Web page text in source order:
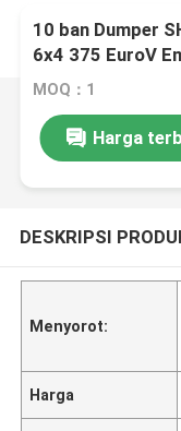
10 ban Dumper
6x4 375 EuroV
MOQ：1
Harga
DESKRIPSI
Menyorot:
Harga